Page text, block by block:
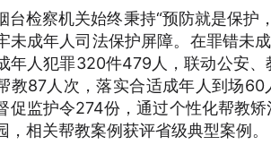
台检察机关始终秉持“预防就是保
未成年人司法保护屏障。在罪错未
年人犯罪320件479人，联动公安
教87人次，落实合适成年人到场
促监护令274份，通过个性化帮教
，相关帮教案例获评省级典型案例。